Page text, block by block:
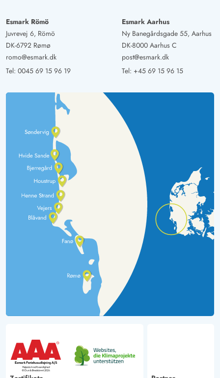
Esmark Römö
Juvrevej 6, Römö
DK-6792 Rømø
romo@esmark.dk
Tel: 0045 69 15 96 19
Esmark Aarhus
Ny Banegårdsgade 55, Aarhus
DK-8000 Aarhus C
post@esmark.dk
Tel: +45 69 15 96 15